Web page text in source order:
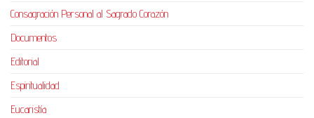
Consagración Personal al Sagrado Corazón
Documentos
Editorial
Espiritualidad
Eucaristía